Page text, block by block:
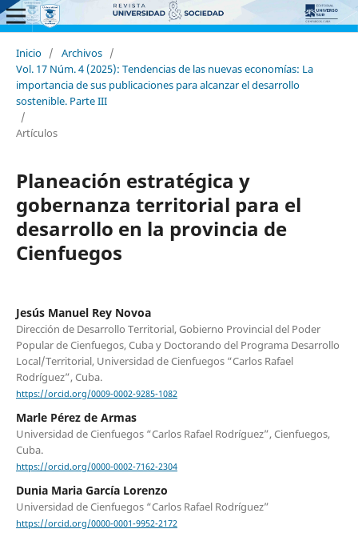
Inicio / Archivos /
Vol. 17 Núm. 4 (2025): Tendencias de las nuevas economías: La
importancia de sus publicaciones para alcanzar el desarrollo
sostenible. Parte III
/
Artículos
Planeación estratégica y
gobernanza territorial para el
desarrollo en la provincia de
Cienfuegos
Jesús Manuel Rey Novoa
Dirección de Desarrollo Territorial, Gobierno Provincial del Poder
Popular de Cienfuegos, Cuba y Doctorando del Programa Desarrollo
Local/Territorial, Universidad de Cienfuegos “Carlos Rafael
Rodríguez”, Cuba.
https://orcid.org/0009-0002-9285-1082
Marle Pérez de Armas
Universidad de Cienfuegos “Carlos Rafael Rodríguez”, Cienfuegos,
Cuba.
https://orcid.org/0000-0002-7162-2304
Dunia Maria García Lorenzo
Universidad de Cienfuegos “Carlos Rafael Rodríguez”
https://orcid.org/0000-0001-9952-2172